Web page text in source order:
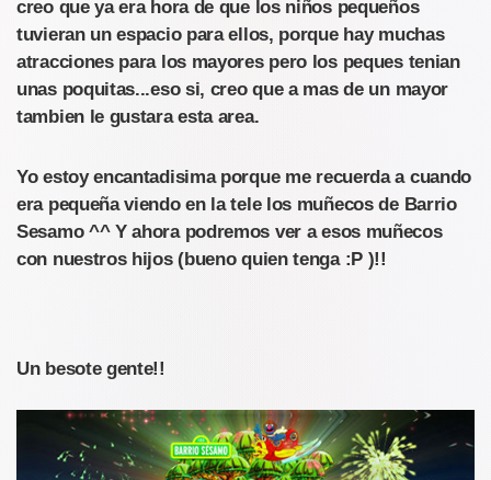
creo que ya era hora de que los niños pequeños
tuvieran un espacio para ellos, porque hay muchas
atracciones para los mayores pero los peques tenian
unas poquitas...eso si, creo que a mas de un mayor
tambien le gustara esta area.
Yo estoy encantadisima porque me recuerda a cuando
era pequeña viendo en la tele los muñecos de Barrio
Sesamo ^^ Y ahora podremos ver a esos muñecos
con nuestros hijos (bueno quien tenga :P )!!
Un besote gente!!